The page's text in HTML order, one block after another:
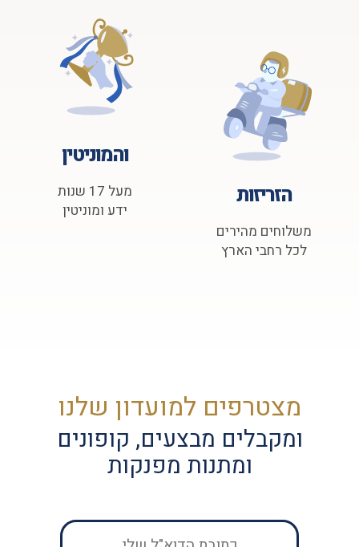
הזריזות
משלוחים מהירים
לכל רחבי הארץ
והמוניטין
מעל 17 שנות
ידע ומוניטין
מצטרפים למועדון שלנו
ומקבלים מבצעים, קופונים
ומתנות מפנקות